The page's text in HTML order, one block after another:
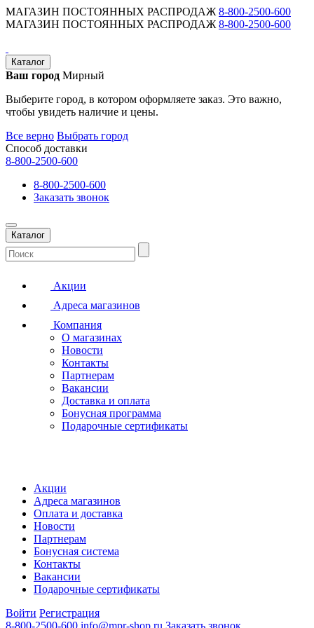
МАГАЗИН ПОСТОЯННЫХ РАСПРОДАЖ 8-800-2500-600
МАГАЗИН ПОСТОЯННЫХ РАСПРОДАЖ 8-800-2500-600
Каталог
Ваш город Мирный
Выберите город, в котором оформляете заказ. Это важно,
чтобы увидеть наличие и цены.
Все верно Выбрать город
Способ доставки
8-800-2500-600
8-800-2500-600
Заказать звонок
Каталог
Акции
Адреса магазинов
Компания
О магазинах
Новости
Контакты
Партнерам
Вакансии
Доставка и оплата
Бонусная программа
Подарочные сертификаты
Акции
Адреса магазинов
Оплата и доставка
Новости
Партнерам
Бонусная система
Контакты
Вакансии
Подарочные сертификаты
Войти Регистрация
8-800-2500-600 info@mpr-shop.ru Заказать звонок